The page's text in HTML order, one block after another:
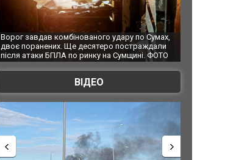
За 2000 кілометрів від кордону з Україною: в
Єкатеринбурзі після атаки дронів загорівся
склад Wildberries. ФОТО. ВІДЕО
ВІДЕО